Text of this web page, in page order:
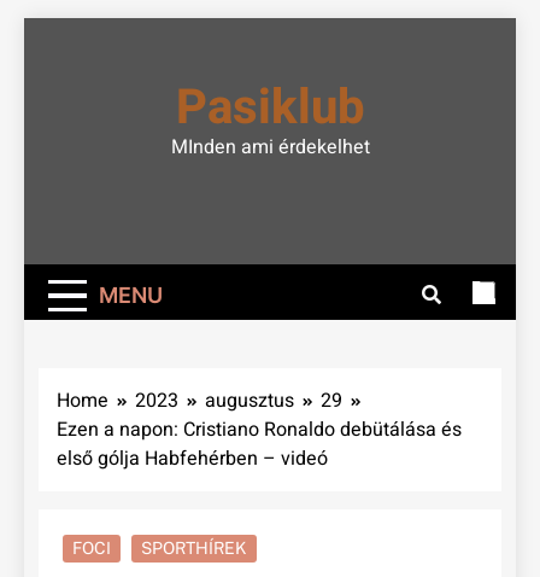
Pasiklub
MInden ami érdekelhet
MENU
Home 2023 augusztus
29
Ezen a napon: Cristiano Ronaldo debütálása és
első gólja Habfehérben – videó
FOCI SPORTHÍREK